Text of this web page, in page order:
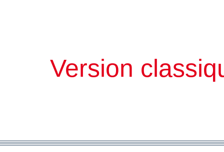
Version